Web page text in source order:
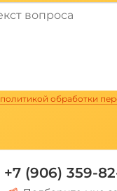
политикой обработки
+7 (906) 359-